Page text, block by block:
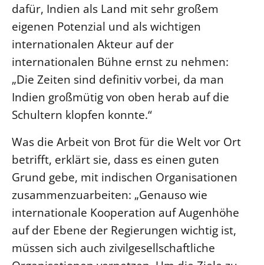
dafür, Indien als Land mit sehr großem
eigenen Potenzial und als wichtigen
internationalen Akteur auf der
internationalen Bühne ernst zu nehmen:
„Die Zeiten sind definitiv vorbei, da man
Indien großmütig von oben herab auf die
Schultern klopfen konnte.“
Was die Arbeit von Brot für die Welt vor Ort
betrifft, erklärt sie, dass es einen guten
Grund gebe, mit indischen Organisationen
zusammenzuarbeiten: „Genauso wie
internationale Kooperation auf Augenhöhe
auf der Ebene der Regierungen wichtig ist,
müssen sich auch zivilgesellschaftliche